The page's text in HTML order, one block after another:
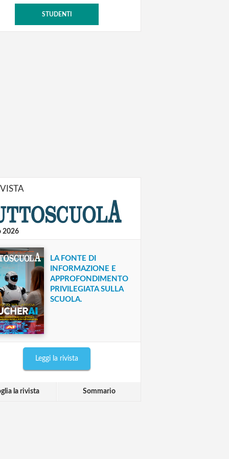
STUDENTI
2026
LA FONTE DI
INFORMAZIONE E
APPROFONDIMENTO
PRIVILEGIATA SULLA
SCUOLA.
Leggi la rivista
la rivista Sommario